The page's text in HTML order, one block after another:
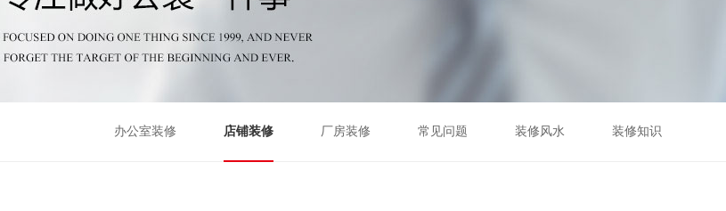
办公室装修 店铺装修 厂房装修 常见问题 装修风水 装修知识